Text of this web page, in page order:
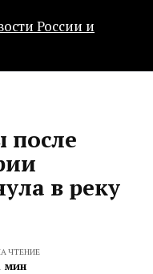
после
в реку
ЧТЕНИЕ
мин